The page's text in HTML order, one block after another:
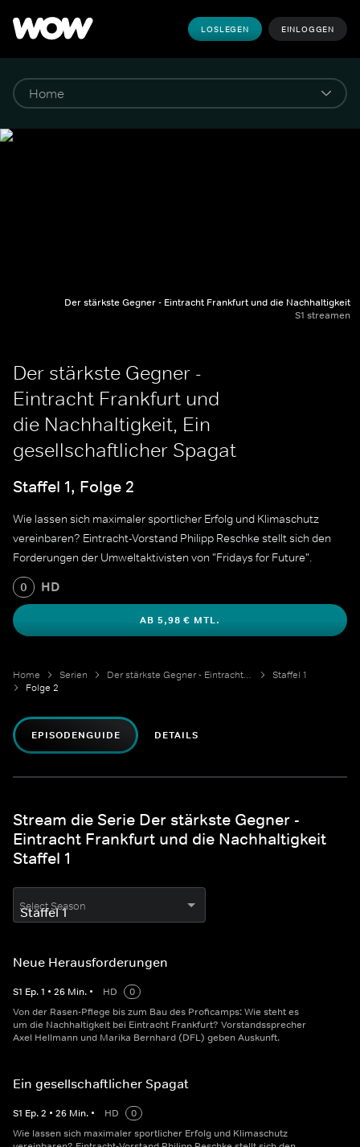
LOSLEGEN EINLOGGEN
Der stärkste Gegner - Eintracht Frankfurt und die Nachhaltigkeit
S1 streamen
Der stärkste Gegner -
Eintracht Frankfurt und
die Nachhaltigkeit, Ein
gesellschaftlicher Spagat
Staffel 1, Folge 2
Wie lassen sich maximaler sportlicher Erfolg und Klimaschutz
vereinbaren? Eintracht-Vorstand Philipp Reschke stellt sich den
Forderungen der Umweltaktivisten von "Fridays for Future".
0 HD
AB 5,98 € MTL.
Home Serien Der stärkste Gegner - Eintracht Frankfurt und die Nachhaltigkeit
Staffel 1
Folge 2
EPISODENGUIDE DETAILS
Stream die Serie Der stärkste Gegner -
Eintracht Frankfurt und die Nachhaltigkeit
Staffel 1
Select Season
Neue Herausforderungen
S1 Ep.1 • 26 Min. • HD
0
Von der Rasen-Pflege bis zum Bau des Proficamps: Wie steht es
um die Nachhaltigkeit bei Eintracht Frankfurt? Vorstandssprecher
Axel Hellmann und Marika Bernhard (DFL) geben Auskunft.
Ein gesellschaftlicher Spagat
S1 Ep.2 • 26 Min. • HD
0
Wie lassen sich maximaler sportlicher Erfolg und Klimaschutz